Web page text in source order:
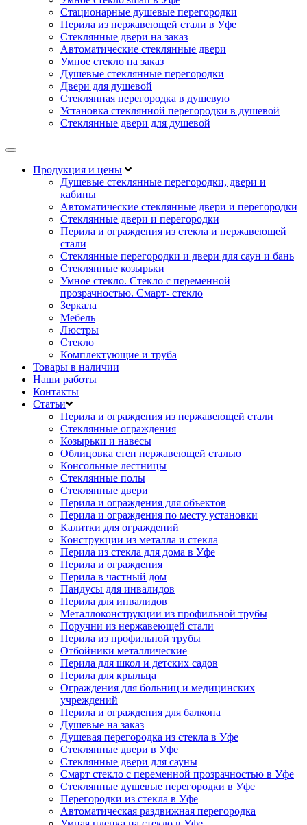
Стационарные душевые перегородки
Перила из нержавеющей стали в Уфе
Стеклянные двери на заказ
Автоматические стеклянные двери
Умное стекло на заказ
Душевые стеклянные перегородки
Двери для душевой
Стеклянная перегородка в душевую
Установка стеклянной перегородки в душевой
Стеклянные двери для душевой
Продукция и цены
Душевые стеклянные перегородки, двери и
кабины
Автоматические стеклянные двери и перегородки
Стеклянные двери и перегородки
Перила и ограждения из стекла и нержавеющей
стали
Стеклянные перегородки и двери для саун и бань
Стеклянные козырьки
Умное стекло. Стекло с переменной
прозрачностью. Смарт- стекло
Зеркала
Мебель
Люстры
Стекло
Комплектующие и труба
Товары в наличии
Наши работы
Контакты
Статьи
Перила и ограждения из нержавеющей стали
Стеклянные ограждения
Козырьки и навесы
Облицовка стен нержавеющей сталью
Консольные лестницы
Стеклянные полы
Стеклянные двери
Перила и ограждения для объектов
Перила и ограждения по месту установки
Калитки для ограждений
Конструкции из металла и стекла
Перила из стекла для дома в Уфе
Перила и ограждения
Перила в частный дом
Пандусы для инвалидов
Перила для инвалидов
Металлоконструкции из профильной трубы
Поручни из нержавеющей стали
Перила из профильной трубы
Отбойники металлические
Перила для школ и детских садов
Перила для крыльца
Ограждения для больниц и медицинских
учреждений
Перила и ограждения для балкона
Душевые на заказ
Душевая перегородка из стекла в Уфе
Стеклянные двери в Уфе
Стеклянные двери для сауны
Смарт стекло с переменной прозрачностью в Уфе
Стеклянные душевые перегородки в Уфе
Перегородки из стекла в Уфе
Автоматическая раздвижная перегородка